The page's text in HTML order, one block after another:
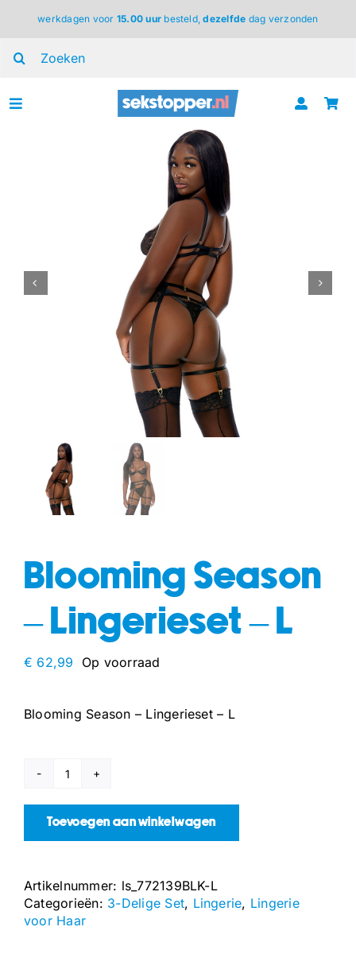
inhoud
werkdagen voor 15.00 uur besteld,dezelfde dag verzonden
Toggle
drogisterij
Blooming Season
– Lingerieset – L
€ 62,99 Op voorraad
Blooming Season – Lingerieset – L
Blooming
-
Lingerieset
aantal
Toevoegen aan winkelwagen
Artikelnummer: ls_772139BLK-L
Categorieën: 3-Delige Set, Lingerie, Lingerie
voor Haar